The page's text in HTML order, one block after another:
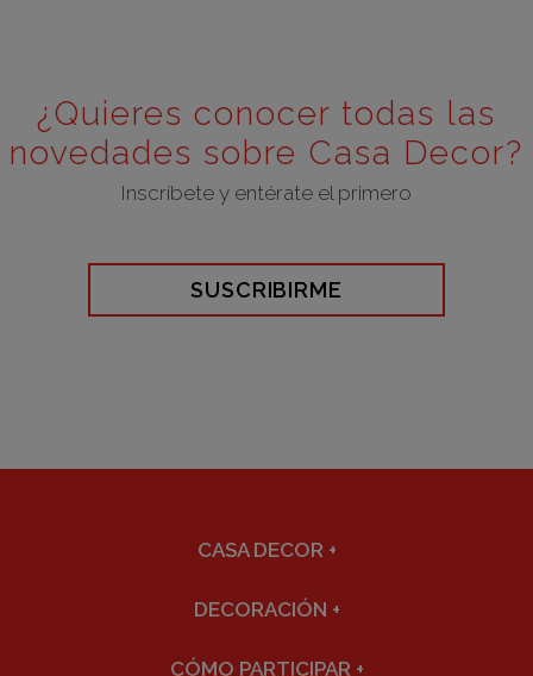
¿Quieres conocer todas las
novedades sobre Casa Decor?
Inscríbete y entérate el primero
SUSCRIBIRME
CASA DECOR +
DECORACIÓN +
CÓMO PARTICIPAR +